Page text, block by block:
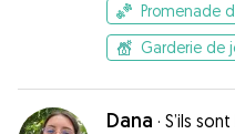
Promenade
Garderie de
Dana · S’ils